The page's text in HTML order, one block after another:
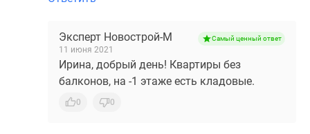
Эксперт Новострой-М
11 июня 2021
Самый ценный ответ
Ирина, добрый день! Квартиры без
балконов, на -1 этаже есть кладовые.
0 0